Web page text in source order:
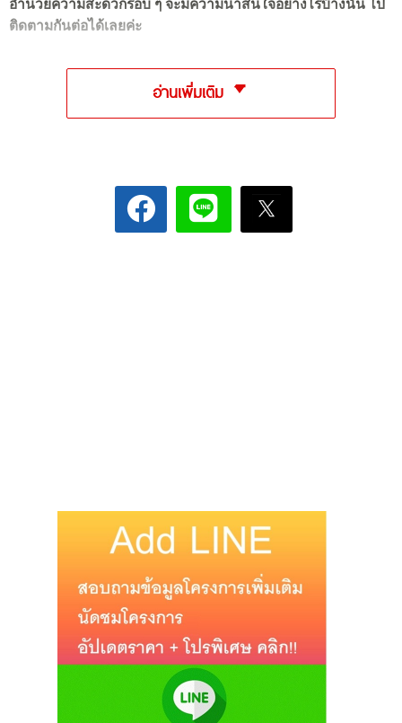
อำนวยความสะดวกรอบ ๆ จะมีความน่าสนใจอย่างไรบ้างนั้น ไป
ติดตามกันต่อได้เลยค่ะ
อ่านเพิ่มเติม